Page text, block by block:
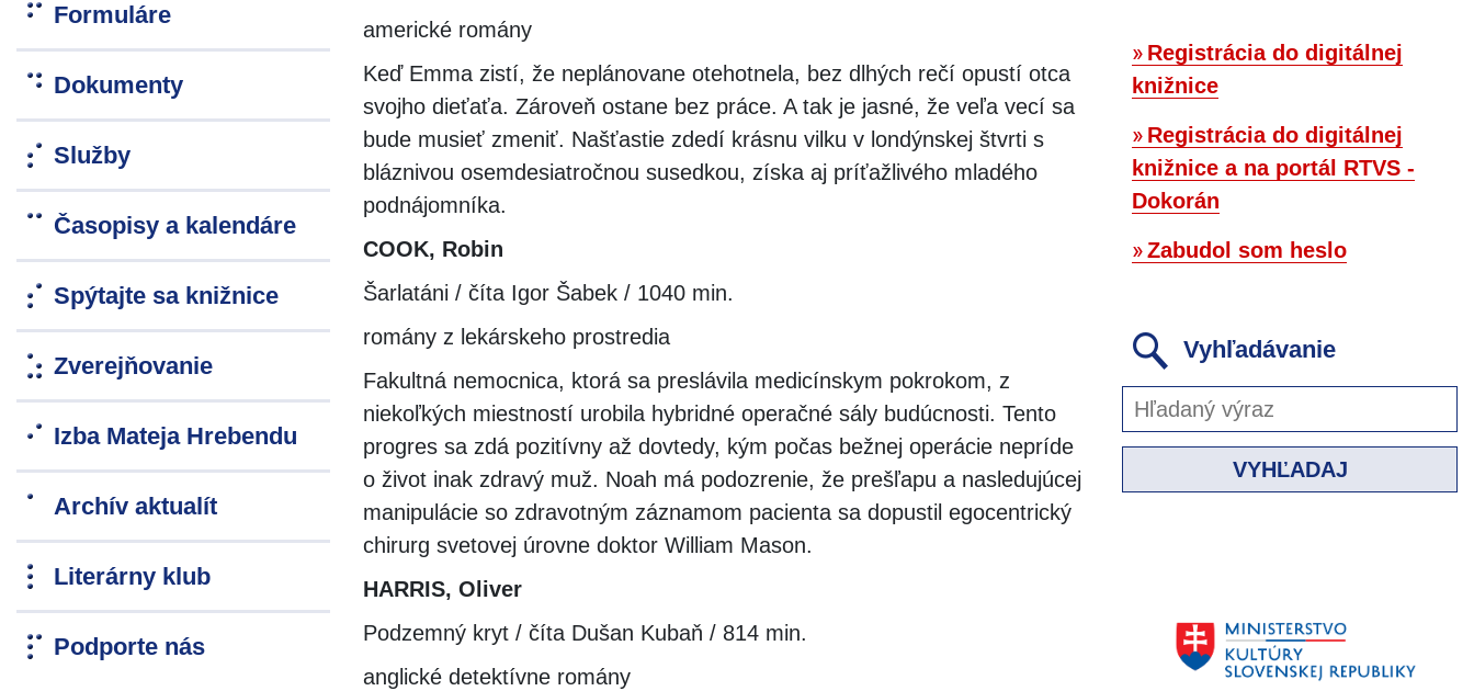
Formuláre
Dokumenty
Služby
Časopisy a kalendáre
Spýtajte sa knižnice
Zverejňovanie
Izba Mateja Hrebendu
Archív aktualít
Literárny klub
Podporte nás
americké romány
Keď Emma zistí, že neplánovane otehotnela, bez dlhých rečí opustí otca
svojho dieťaťa. Zároveň ostane bez práce. A tak je jasné, že veľa vecí sa
bude musieť zmeniť. Našťastie zdedí krásnu vilku v londýnskej štvrti s
bláznivou osemdesiatročnou susedkou, získa aj príťažlivého mladého
podnájomníka.
COOK, Robin
Šarlatáni / číta Igor Šabek / 1040 min.
romány z lekárskeho prostredia
Fakultná nemocnica, ktorá sa preslávila medicínskym pokrokom, z
niekoľkých miestností urobila hybridné operačné sály budúcnosti. Tento
progres sa zdá pozitívny až dovtedy, kým počas bežnej operácie nepríde
o život inak zdravý muž. Noah má podozrenie, že prešľapu a nasledujúcej
manipulácie so zdravotným záznamom pacienta sa dopustil egocentrický
chirurg svetovej úrovne doktor William Mason.
HARRIS, Oliver
Podzemný kryt / číta Dušan Kubaň / 814 min.
anglické detektívne romány
Registrácia do digitálnej
knižnice
Registrácia do digitálnej
knižnice a na portál RTVS -
Dokorán
Zabudol som heslo
Vyhľadávanie
VYHĽADAJ